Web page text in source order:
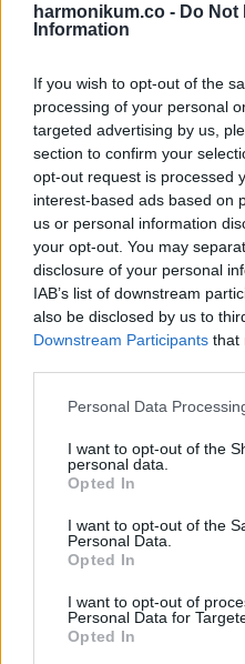
harmonikum.co - Do Not
Information
If you wish to opt-out of the
processing of your personal
targeted advertising by us,
section to confirm your
opt-out request is processed
interest-based ads based on
us or personal information
your opt-out. You may
disclosure of your personal
IAB’s list of downstream
also be disclosed by us to
Downstream Participants that
Please note that this
not limited to your visit or
grant or deny consent to
use your data for below
consent section.
Personal Data
I want to opt-out of the
personal data.
Opted In
I want to opt-out of the
Personal Data.
Opted In
I want to opt-out of
Personal Data for
Opted In
ahol tényleg számított.
irányváltás. Olyan emberek
szívedet, a munkádat és a
Oszd meg ezt a
Whatsapp
ELŐZŐ POSZT
eszméletlen babát
autóban